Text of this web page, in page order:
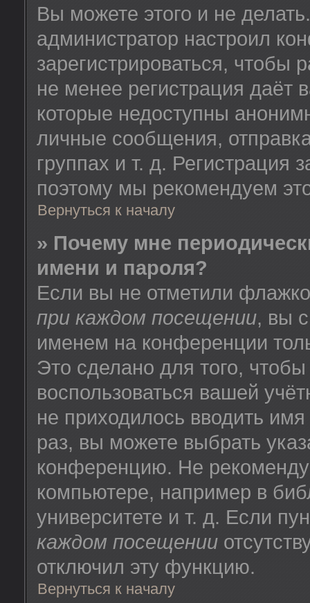
Вы можете этого и не
администратор настроил
зарегистрироваться,
не менее регистрация даёт
которые недоступны
личные сообщения,
группах и т. д. Регистрация
поэтому мы рекомендуем
Вернуться к началу
» Почему мне
имени и пароля?
Если вы не отметили
при каждом посещении, вы
именем на конференции
Это сделано для того,
воспользоваться вашей
не приходилось вводить
раз, вы можете выбрать
конференцию. Не
компьютере, например в
университете и т. д. Если
каждом посещении
отключил эту функцию.
Вернуться к началу